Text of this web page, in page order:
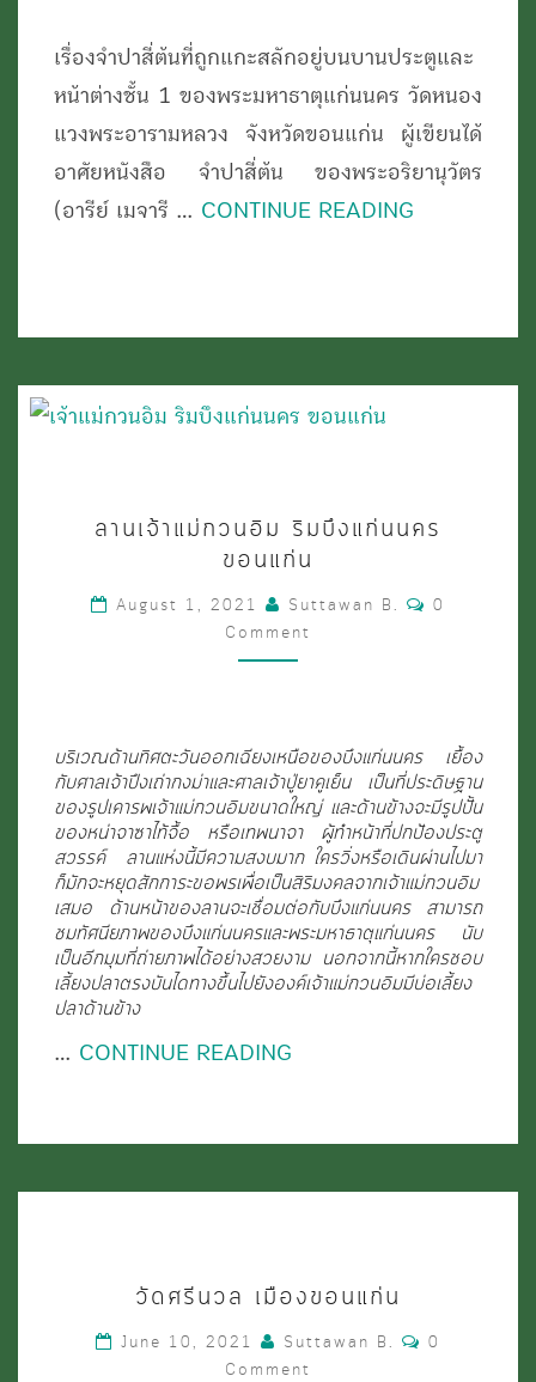
พระ
มหาธาตุ
แก่น
นคร
วัด
หลวง
ที่
1)
เรื่องจำปาสี่ต้นที่ถูกแกะสลักอยู่บนบานประตูและ
หน้าต่างชั้น 1 ของพระมหาธาตุแก่นนคร วัดหนอง
แวงพระอารามหลวง จังหวัดขอนแก่น ผู้เขียนได้
อาศัยหนังสือ จำปาสี่ต้น ของพระอริยานุวัตร
(อารีย์ เมจารี … CONTINUE READING
เจ้า
อิม
แก่น
นคร
ขอนแก่น
ลานเจ้าแม่กวนอิม ริมบึงแก่นนคร
ขอนแก่น
August 1, 2021 Suttawan B. Comments
0
Comment
บริเวณด้านทิศตะวันออกเฉียงเหนือของบึงแก่นนคร เยื้อง
กับศาลเจ้าปึงเถ่ากงม่าและศาลเจ้าปู่ยาคูเย็น เป็นที่ประดิษฐาน
ของรูปเคารพเจ้าแม่กวนอิมขนาดใหญ่ และด้านข้างจะมีรูปปั้น
ของหน่าจาซาไท้จื้อ หรือเทพนาจา ผู้ทำหน้าที่ปกป้องประตู
สวรรค์ ลานแห่งนี้มีความสงบมาก ใครวิ่งหรือเดินผ่านไปมา
ก็มักจะหยุดสักการะขอพรเพื่อเป็นสิริมงคลจากเจ้าแม่กวนอิม
เสมอ ด้านหน้าของลานจะเชื่อมต่อกับบึงแก่นนคร สามารถ
ชมทัศนียภาพของบึงแก่นนครและพระมหาธาตุแก่นนคร นับ
เป็นอีกมุมที่ถ่ายภาพได้อย่างสวยงาม นอกจากนี้หากใครชอบ
เลี้ยงปลาตรงบันไดทางขึ้นไปยังองค์เจ้าแม่กวนอิมมีบ่อเลี้ยง
ปลาด้านข้าง
… CONTINUE READING
เมือง
วัดศรีนวล เมืองขอนแก่น
June 10, 2021 Suttawan B. Comments
0
Comment